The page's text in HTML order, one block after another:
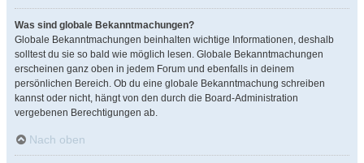
Was sind globale Bekanntmachungen?
Globale Bekanntmachungen beinhalten wichtige Informationen, deshalb
solltest du sie so bald wie möglich lesen. Globale Bekanntmachungen
erscheinen ganz oben in jedem Forum und ebenfalls in deinem
persönlichen Bereich. Ob du eine globale Bekanntmachung schreiben
kannst oder nicht, hängt von den durch die Board-Administration
vergebenen Berechtigungen ab.
Nach oben